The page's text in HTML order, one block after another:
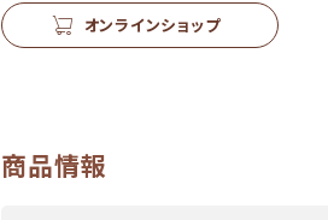
オンラインショップ
商品情報